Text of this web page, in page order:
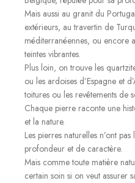
Mais aussi au granit du
extérieurs, au travertin de
méditerranéennes, ou encore
teintes vibrantes.
Plus loin, on trouve les
ou les ardoises d’Espagne et
toitures ou les revêtements de
Chaque pierre raconte une
et la nature.
Les pierres naturelles n’ont
profondeur et de caractère.
Mais comme toute matière
certain soin si on veut assurer